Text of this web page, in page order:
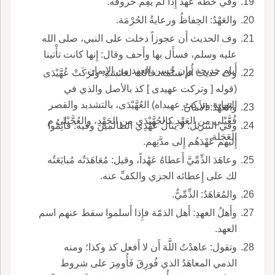
والعَهْدُ: الحِفاظُ ورعايةُ الحُرْمَة.
وف الحديث أَن عجوزاً دخلت على النبي، صلى الله
عليه وسلم، فسأَل بها وأَحف وقال: إِنها كانت تأْتينا
أَيام خديجة وإِن حُسن العهد من الإِيمان.
وف حديث أُم سلمة: قالت لعائشة: وتَرَكَتْ عُهَّيْدَى
(قوله [ وتركت عهيدى ] كذ بالأصل والذي في
النهاية وتركت عهيداه) العُهَّيْدَى، بالتشديد والقصر
فُعَّيْلى من العَهْدِ كالجُهَّيْدَى من الجَهْدِ، والعُجَّيْلى م
العَجَلة.
والعَهْدُ: الأَمانُ.
وفي التنزيل: لا يَنَالُ عَهْدِي الظالمين وفيه: فأَتِمُّوا
إِليهم عَهْدَهُم إِلى مدَّتِهم.
وعاهَدَ الذِّمِّيَّ أَعطاهُ عَهْداً، وقيل: مُعَاهَدَتُه مُبايَعَتُه
لك على إِعطائه الجزي والكفِّ عنه.
والمُعَاهَدُ: الذِّمِّيُّ.
وأَهلُ العهدِ: أَهل الذمّة فإِذا أَسلموا سقط عنهم اسم
العهد.
وتقول: عاهدْتُ اللَّهَ أَن لا أَفعل كذ وكذا؛ ومنه
الذمي المعاهَدُ الذي فُورِقَ فَأُومِرَ على شروط